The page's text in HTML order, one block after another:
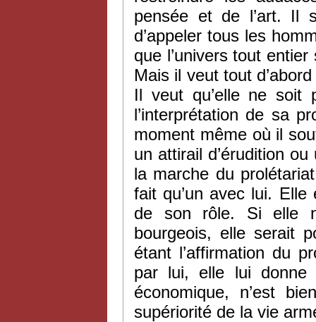
pensée et de l’art. Il
d’appeler tous les
que l’univers tout
Mais il veut tout
Il veut qu’elle ne soit
l’interprétation de sa
moment même où il
un attirail d’érudition
la marche du
fait qu’un avec lui.
de son rôle. Si elle
bourgeois, elle serait
étant l’affirmation du
par lui, elle lui donne
économique, n’est
supériorité de la vie